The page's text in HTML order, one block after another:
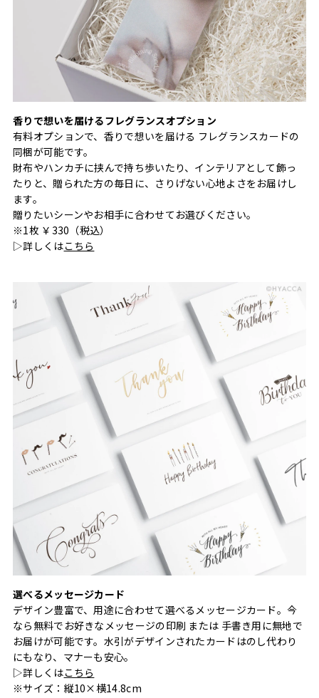
香りで想いを届けるフレグランスオプション
有料オプションで、香りで想いを届ける フレグランスカードの
同梱が可能です。
財布やハンカチに挟んで持ち歩いたり、インテリアとして飾っ
たりと、贈られた方の毎日に、さりげない心地よさをお届けし
ます。
贈りたいシーンやお相手に合わせてお選びください。
※1枚 ￥330（税込）
▷詳しくはこちら
選べるメッセージカード
デザイン豊富で、用途に合わせて選べるメッセージカード。今
なら無料でお好きなメッセージの印刷 または 手書き用に無地で
お届けが可能です。水引がデザインされたカードはのし代わり
にもなり、マナーも安心。
▷詳しくはこちら
※サイズ：縦10×横14.8cm